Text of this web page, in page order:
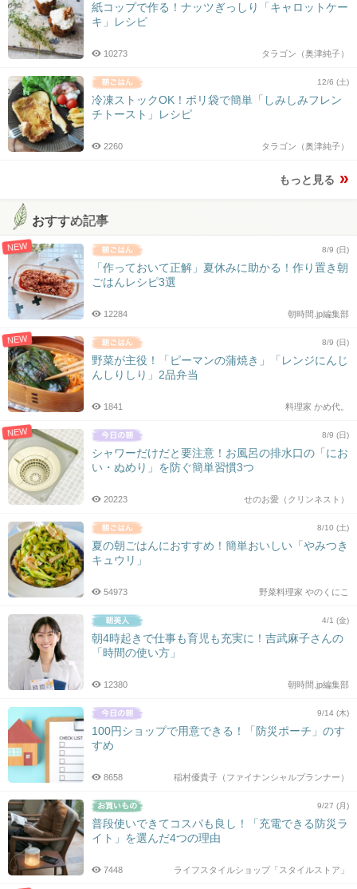
紙コップで作る！ナッツぎっしり「キャロットケー
キ」レシピ
タラゴン（奥津純子）
10273
12/6 (土)
冷凍ストックOK！ポリ袋で簡単「しみしみフレン
チトースト」レシピ
タラゴン（奥津純子）
2260
もっと見る
おすすめ記事
NEW 8/9 (日)
「作っておいて正解」夏休みに助かる！作り置き朝
ごはんレシピ3選
朝時間.jp編集部
12284
NEW 8/9 (日)
野菜が主役！「ピーマンの蒲焼き」「レンジにんじ
んしりしり」2品弁当
料理家 かめ代。
1841
NEW 8/9 (日)
シャワーだけだと要注意！お風呂の排水口の「にお
い・ぬめり」を防ぐ簡単習慣3つ
せのお愛（クリンネスト）
20223
8/10 (土)
夏の朝ごはんにおすすめ！簡単おいしい「やみつき
キュウリ」
野菜料理家 やのくにこ
54973
4/1 (金)
朝4時起きで仕事も育児も充実に！吉武麻子さんの
「時間の使い方」
朝時間.jp編集部
12380
9/14 (木)
100円ショップで用意できる！「防災ポーチ」のす
すめ
稲村優貴子（ファイナンシャルプランナー）
8658
9/27 (月)
普段使いできてコスパも良し！「充電できる防災ラ
イト」を選んだ4つの理由
ライフスタイルショップ「スタイルストア」
7448